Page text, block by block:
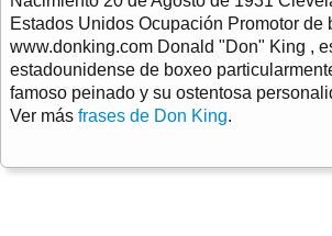
Estados Unidos Ocupación Promotor de
www.donking.com Donald "Don" King ,
estadounidense de boxeo
famoso peinado y su ostentosa
Ver más frases de Don King.